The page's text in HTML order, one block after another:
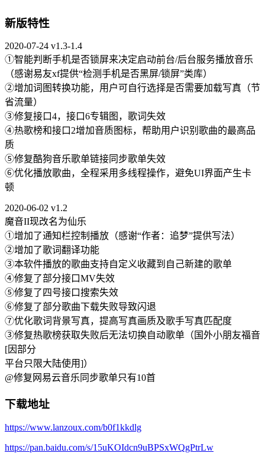
新版特性
2020-07-24 v1.3-1.4
①智能判断手机是否锁屏来决定启动前台/后台服务播放音乐
（感谢易友xf提供“检测手机是否黑屏/锁屏”类库）
②增加词图转换功能，用户可自行选择是否需要加载写真（节
省流量）
③修复接口4，接口6专辑图，歌词失效
④热歌榜和接口2增加音质图标，帮助用户识别歌曲的最高品
质
⑤修复酷狗音乐歌单链接同步歌单失效
⑥优化播放歌曲，全程采用多线程操作，避免UI界面产生卡
顿
2020-06-02 v1.2
魔音II现改名为仙乐
①增加了通知栏控制播放（感谢“作者：追梦”提供写法）
②增加了歌词翻译功能
③本软件播放的歌曲支持自定义收藏到自己新建的歌单
④修复了部分接口MV失效
⑤修复了四号接口搜索失效
⑥修复了部分歌曲下载失败导致闪退
⑦优化歌词背景写真，提高写真画质及歌手写真匹配度
③修复热歌榜获取失败后无法切换自动歌单（国外小朋友福音
[因部分
平台只限大陆使用]）
@修复网易云音乐同步歌单只有10首
下载地址
https://www.lanzoux.com/b0f1kkdlg
https://pan.baidu.com/s/15uKOIdcn9uBPSxWQgPtrLw